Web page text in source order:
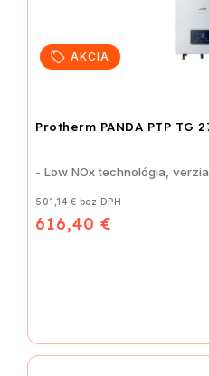
AKCIA
Protherm PANDA PTP TG
501,14 € bez DPH
616,40 €
- Low NOx